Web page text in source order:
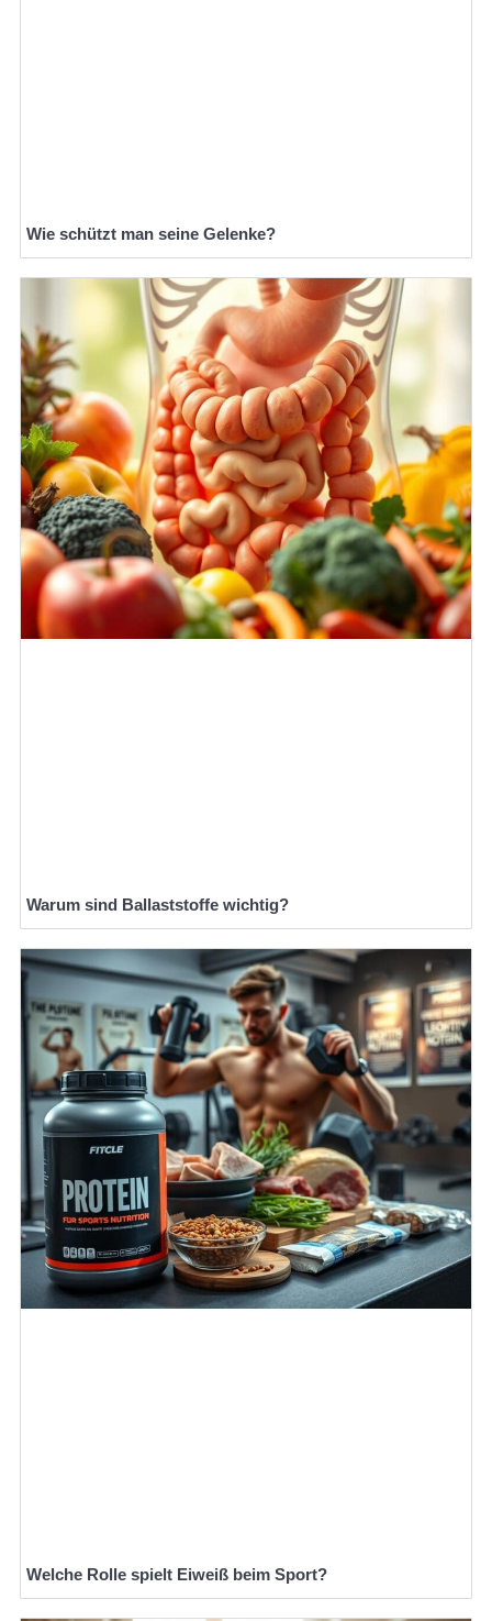
Wie schützt man seine Gelenke?
Warum sind Ballaststoffe wichtig?
Welche Rolle spielt Eiweiß beim Sport?